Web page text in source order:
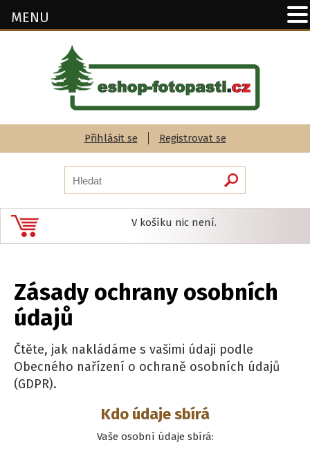
Přihlásit se Registrovat se
V košíku nic není.
Zásady ochrany osobních
údajů
Čtěte, jak nakládáme s vašimi údaji podle
Obecného nařízení o ochraně osobních údajů
(GDPR).
Kdo údaje sbírá
Vaše osobní údaje sbírá:
MENU